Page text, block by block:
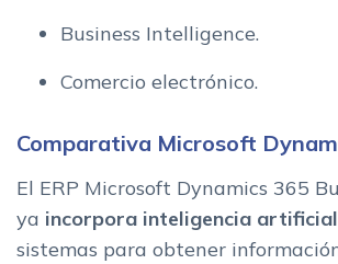
Business Intelligence.
Comercio electrónico.
Comparativa Microsoft
El ERP Microsoft Dynamics 365
ya incorpora inteligencia artificial
sistemas para obtener